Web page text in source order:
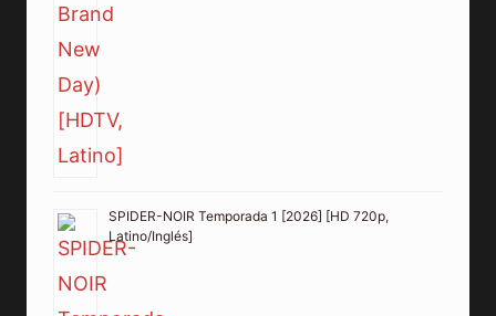
SPIDER-NOIR Temporada 1 [2026] [HD 720p,
Latino/Inglés]